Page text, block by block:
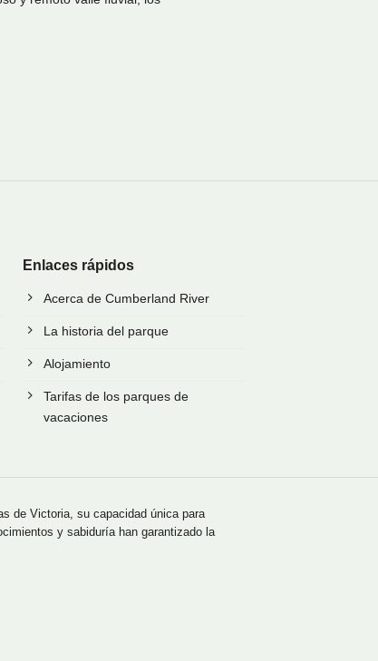
Enlaces rápidos
Acerca de Cumberland River
La historia del parque
Alojamiento
Tarifas de los parques de
vacaciones
de Victoria, su capacidad única para
y sabiduría han garantizado la